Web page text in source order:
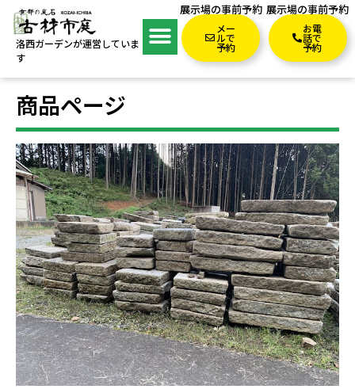
洛西ガーデンが運営していま
す
展示場の事前予約
メー
ルで
予約
展示場の事前予約
お電
話で
予約
商品ページ